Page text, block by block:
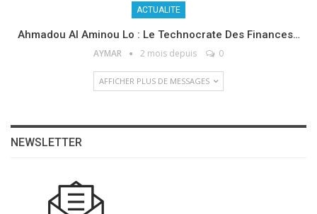
ACTUALITE
Ahmadou Al Aminou Lo : Le Technocrate Des Finances…
AYMAR 2 mois depuis 0
AFFICHER PLUS DE MESSAGES
NEWSLETTER